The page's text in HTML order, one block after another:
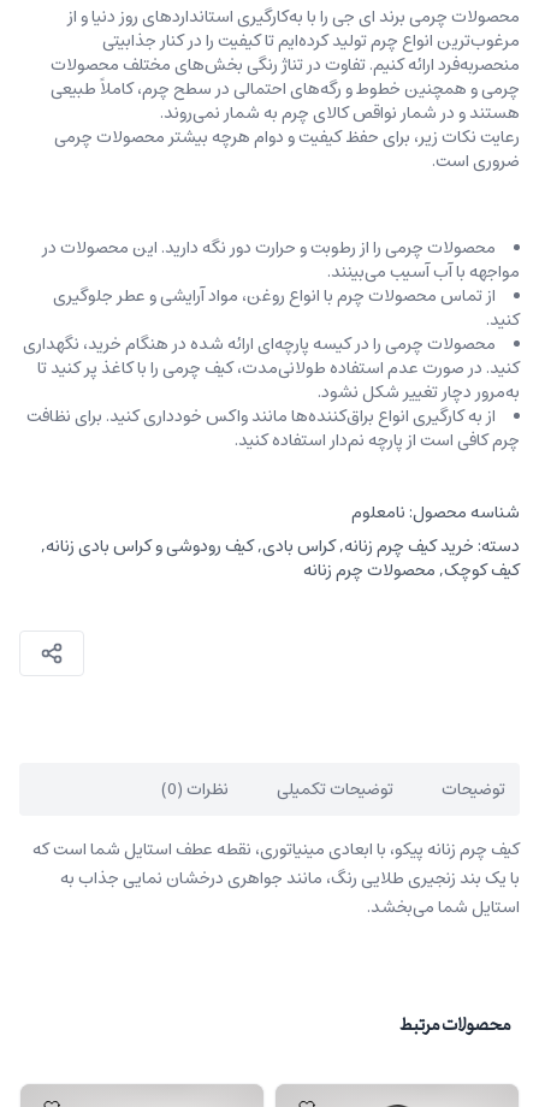
محصولات چرمی برند ای جی را با به‌کارگیری استانداردهای روز دنیا و از
مرغوب‌ترین انواع چرم تولید کرده‌ایم تا کیفیت را در کنار جذابیتی
منحصربه‌فرد ارائه کنیم. تفاوت در تناژ رنگی بخش‌های مختلف محصولات
چرمی و همچنین خطوط و رگه‌‌های احتمالی در سطح چرم، کاملاً طبیعی
هستند و در شمار نواقص کالای چرم به شمار نمی‌روند.
رعایت نکات زیر، برای حفظ کیفیت و دوام هرچه بیشتر محصولات چرمی
ضروری است.
محصولات چرمی را از رطوبت و حرارت دور نگه دارید. این محصولات در
مواجهه با آب آسیب می‌بینند.
از تماس محصولات چرم با انواع روغن‌، مواد آرایشی و عطر جلوگیری
کنید.
محصولات چرمی را در کیسه‌ پارچه‌ای ارائه شده در هنگام خرید، ‌نگهداری
کنید. در صورت عدم استفاده طولانی‌مدت، کیف‌ چرمی را با کاغذ پر کنید تا
به‌مرور دچار تغییر شکل نشود.
از به کارگیری انواع براق‌کننده‌ها مانند واکس خودداری کنید. برای نظافت
چرم کافی است از پارچه‌ نم‌دار استفاده کنید.
شناسه محصول: نامعلوم
دسته: خرید کیف چرم زنانه,کراس بادی,کیف رودوشی و کراس بادی زنانه,
کیف کوچک,محصولات چرم زنانه
توضیحات توضیحات تکمیلی نظرات (0)
کیف چرم زنانه پیکو، با ابعادی مینیاتوری، نقطه عطف استایل شما است که
با یک بند زنجیری طلایی‌ رنگ، مانند جواهری درخشان نمایی جذاب به
استایل شما می‌بخشد.
محصولات مرتبط